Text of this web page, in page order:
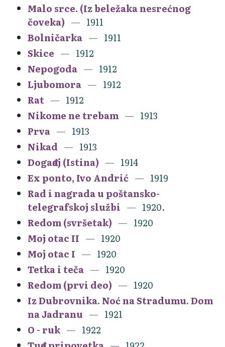
Malo srce. (Iz beležaka nesrećnog
čoveka)
1911
Bolničarka
1911
Skice
1912
Nepogoda
1912
Ljubomora
1912
Rat
1912
Nikome ne trebam
1913
Prva
1913
Nikad
1913
Događaj (Istina)
1914
Ex ponto, Ivo Andrić
1919
Rad i nagrada u poštansko-
telegrafskoj službi
1920.
Redom (svršetak)
1920
Moj otac II
1920
Moj otac I
1920
Tetka i teča
1920
Redom (prvi deo)
1920
Iz Dubrovnika. Noć na Stradumu. Dom
na Jadranu
1921
O - ruk
1922